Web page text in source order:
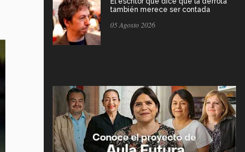
también merece ser contada
05 Agosto 2026